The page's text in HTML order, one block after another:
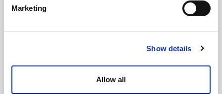
Marketing
Show details
Allow all